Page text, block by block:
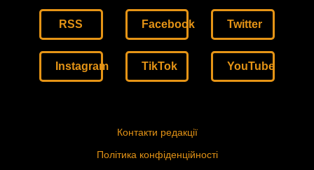
RSS Facebook Twitter
Instagram TikTok YouTube
Контакти редакції
Політика конфіденційності